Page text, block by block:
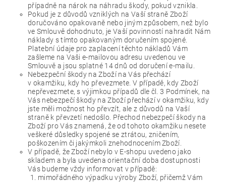
případně na nárok na náhradu škody, pokud vznikla.
Pokud je z důvodů vzniklých na Vaší straně Zboží
doručováno opakovaně nebo jiným způsobem, než bylo
ve Smlouvě dohodnuto, je Vaší povinností nahradit Nám
náklady s tímto opakovaným doručením spojené.
Platební údaje pro zaplacení těchto nákladů Vám
zašleme na Vaši e-mailovou adresu uvedenou ve
Smlouvě a jsou splatné 14 dnů od doručení e-mailu.
Nebezpeční škody na Zboží na Vás přechází
v okamžiku, kdy ho převezmete. V případě, kdy Zboží
nepřevezmete, s výjimkou případů dle čl. 3 Podmínek, na
Vás nebezpečí škody na Zboží přechází v okamžiku, kdy
jste měli možnost ho převzít, ale z důvodů na Vaší
straně k převzetí nedošlo. Přechod nebezpečí škody na
Zboží pro Vás znamená, že od tohoto okamžiku nesete
veškeré důsledky spojené se ztrátou, zničením,
poškozením či jakýmkoli znehodnocením Zboží.
V případě, že Zboží nebylo v E-shopu uvedeno jako
skladem a byla uvedena orientační doba dostupnosti
Vás budeme vždy informovat v případě:
mimořádného výpadku výroby Zboží, přičemž Vám